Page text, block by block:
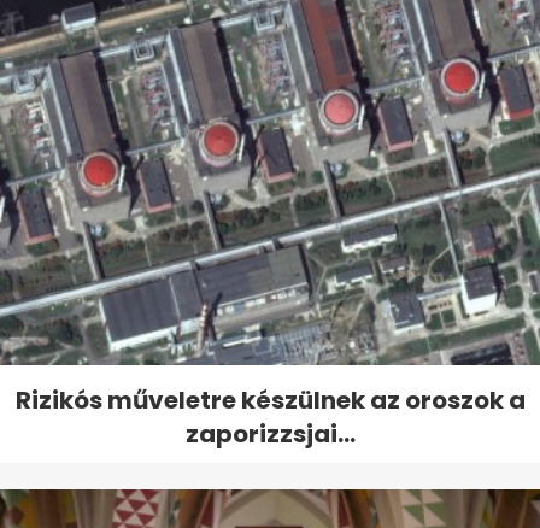
Rizikós műveletre készülnek az oroszok a
zaporizzsjai...